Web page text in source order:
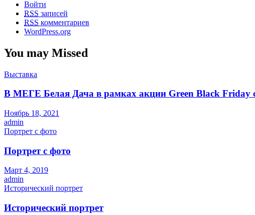
Войти
RSS записей
RSS комментариев
WordPress.org
You may Missed
Выставка
В МЕГЕ Белая Дача в рамках акции Green Black Friday
Ноябрь 18, 2021
admin
Портрет с фото
Портрет с фото
Март 4, 2019
admin
Исторический портрет
Исторический портрет